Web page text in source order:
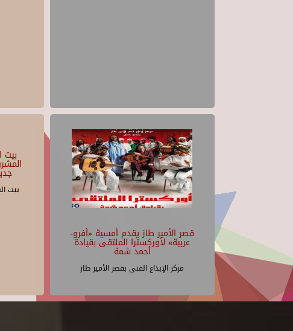
بيت
بيت
قصر الأمير طاز يقدم أمسية «أفرو-
عربية» لأوركسترا الملتقى بقيادة
أحمد شمة
مركز الإبداع الفنى بقصر الأمير طاز